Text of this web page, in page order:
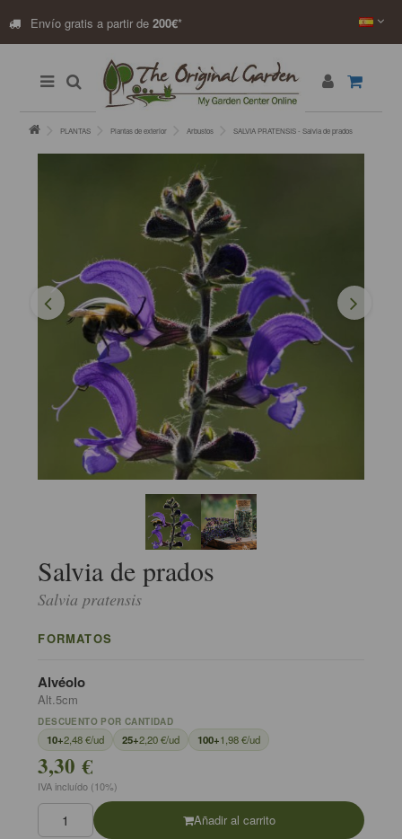
Envío gratis a partir de 200€*
PLANTAS Plantas de exterior Arbustos SALVIA PRATENSIS - Salvia de prados
Salvia de prados
Salvia pratensis
FORMATOS
Alvéolo
Alt.5cm
DESCUENTO POR CANTIDAD
10+2,48 €/ud 25+2,20 €/ud 100+1,98 €/ud
3,30 €
IVA incluído (10%)
Añadir al carrito